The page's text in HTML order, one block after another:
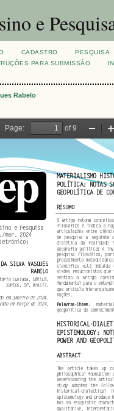
e
CADASTRO
PESQUISA
PARA SUBMISSÃO
Rabelo